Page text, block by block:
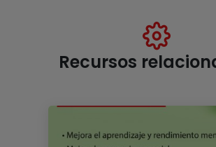
Recursos